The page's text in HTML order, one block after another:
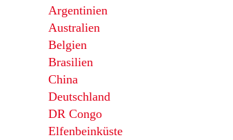
Argentinien
Australien
Belgien
Brasilien
China
Deutschland
DR Congo
Elfenbeinküste